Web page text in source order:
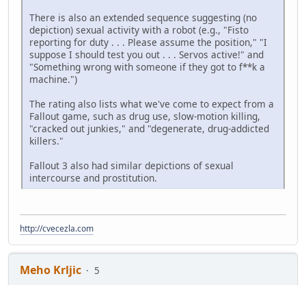
There is also an extended sequence suggesting (no
depiction) sexual activity with a robot (e.g., "Fisto
reporting for duty . . . Please assume the position," "I
suppose I should test you out . . . Servos active!" and
"Something wrong with someone if they got to f**k a
machine.")
The rating also lists what we've come to expect from a
Fallout game, such as drug use, slow-motion killing,
"cracked out junkies," and "degenerate, drug-addicted
killers."
Fallout 3 also had similar depictions of sexual
intercourse and prostitution.
http://cvecezla.com
Meho Krljic
5